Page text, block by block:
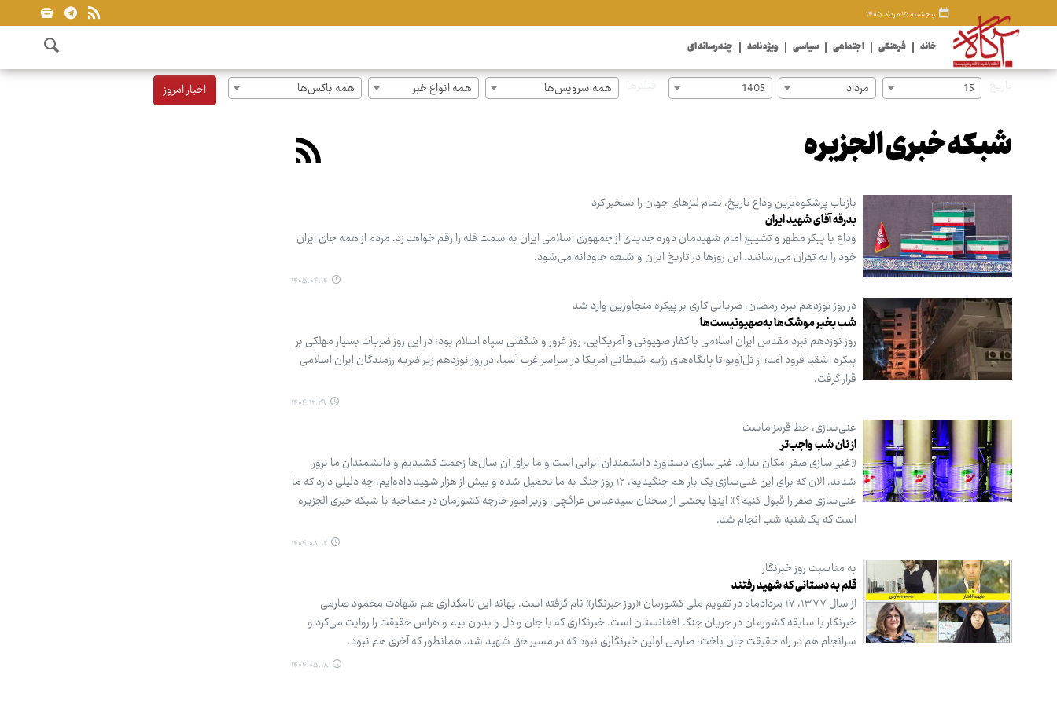
پنجشنبه ۱۵ مرداد ۱۴۰۵
خانه فرهنگی اجتماعی سیاسی ویژه نامه چندرسانه ای
15 مرداد 1405 همه سرویس‌ها همه انواع خبر همه باکس‌ها اخبار امروز
شبکه خبری الجزیره
بازتاب پرشکوه‌ترین وداع تاریخ، تمام لنزهای جهان را تسخیر کرد
بدرقه آقای شهید ایران
وداع با پیکر مطهر و تشییع امام شهیدمان دوره جدیدی از جمهوری اسلامی ایران به سمت قله را رقم خواهد زد. مردم از همه جای ایران
خود را به تهران می‌رسانند. این روزها در تاریخ ایران و شیعه جاودانه می‌شود.
۱۴۰۵.۰۴.۱۴
در روز نوزدهم نبرد رمضان، ضرباتی کاری بر پیکره متجاوزین وارد شد
شب بخیر موشک‌ها به‌صهیونیست‌ها
روز نوزدهم نبرد مقدس ایران اسلامی با کفار صهیونی و آمریکایی، روز غرور و شگفتی سپاه اسلام بود؛ در این روز ضربات بسیار مهلکی بر
پیکره‌ اشقیا فرود آمد؛ از تل‌آویو تا پایگاه‌های رژیم شیطانی آمریکا در سراسر غرب آسیا، در روز نوزدهم زیر ضربه رزمندگان ایران اسلامی
قرار گرفت.
۱۴۰۴.۱۲.۲۹
غنی‌سازی، خط قرمز ماست
از نان شب واجب‌تر
«غنی‌سازی صفر امکان ندارد. غنی‌سازی دستاورد دانشمندان ایرانی است و ما برای آن سال‌ها زحمت کشیدیم و دانشمندان ما ترور
شدند. الان که برای این غنی‌سازی یک بار هم جنگیدیم، ۱۲ روز جنگ به ما تحمیل شده و بیش از هزار شهید داده‌ایم، چه دلیلی دارد که ما
غنی‌سازی صفر را قبول کنیم؟» اینها بخشی از سخنان سیدعباس عراقچی، وزیر امور خارجه کشورمان در مصاحبه با شبکه خبری الجزیره
است که یک‌شنبه شب انجام شد.
۱۴۰۴.۰۸.۱۲
به مناسبت روز خبرنگار
قلم به دستانی که شهید رفتند
از سال ۱۳۷۷، ۱۷ مردادماه در تقویم ملی کشورمان «روز خبرنگار» نام گرفته است. بهانه این نامگذاری هم شهادت محمود صارمی
خبرنگار با سابقه کشورمان در جریان جنگ افغانستان است. خبرنگاری که با جان و دل و بدون بیم و هراس حقیقت را روایت می‌کرد و
سرانجام هم در راه حقیقت جان باخت؛ صارمی اولین خبرنگاری نبود که در مسیر حق شهید شد، همانطور که آخری هم نبود.
۱۴۰۴.۰۵.۱۸